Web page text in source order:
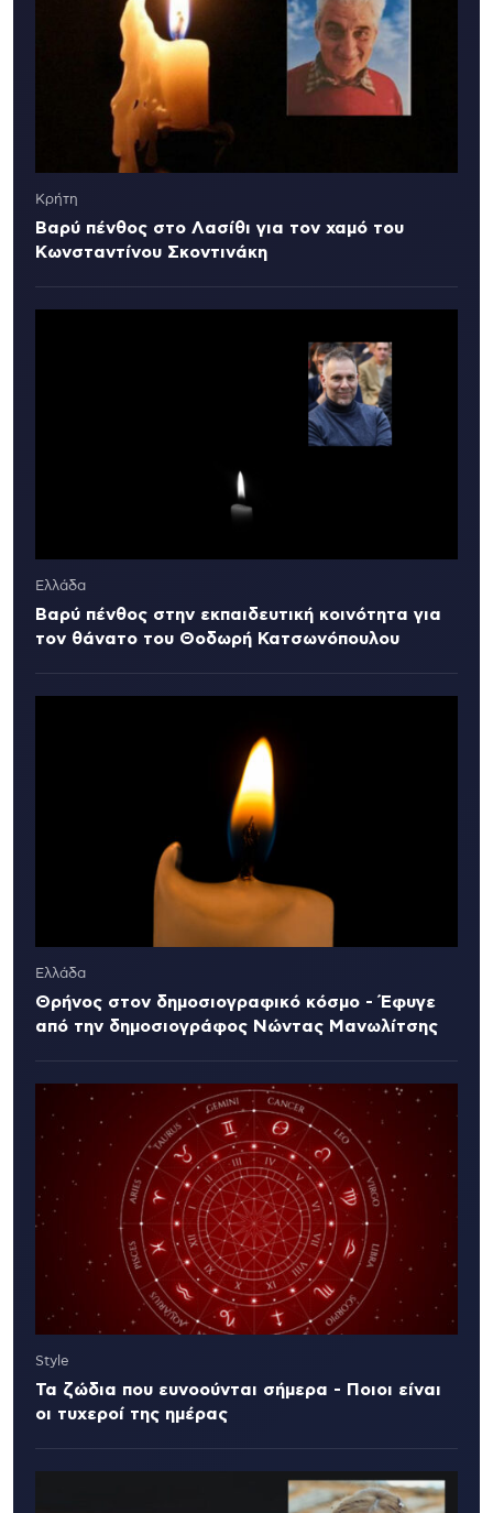
Κρήτη
Βαρύ πένθος στο Λασίθι για τον χαμό του
Κωνσταντίνου Σκοντινάκη
Ελλάδα
Βαρύ πένθος στην εκπαιδευτική κοινότητα για
τον θάνατο του Θοδωρή Κατσωνόπουλου
Ελλάδα
Θρήνος στον δημοσιογραφικό κόσμο - Έφυγε
από την δημοσιογράφος Νώντας Μανωλίτσης
Style
Τα ζώδια που ευνοούνται σήμερα - Ποιοι είναι
οι τυχεροί της ημέρας